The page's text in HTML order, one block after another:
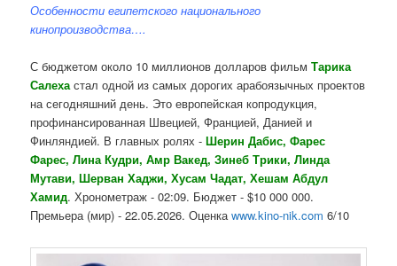
Особенности египетского национального
кинопроизводства….
С бюджетом около 10 миллионов долларов фильмТарика
Салехастал одной из самых дорогих арабоязычных проектов
на сегодняшний день. Это европейская копродукция,
профинансированная Швецией, Францией, Данией и
Финляндией. В главных ролях -Шерин Дабис, Фарес
Фарес, Лина Кудри, Амр Вакед, Зинеб Трики, Линда
Мутави, Шерван Хаджи, Хусам Чадат, Хешам Абдул
Хамид. Хронометраж - 02:09. Бюджет - $10 000 000.
Премьера (мир) - 22.05.2026. Оценкаwww.kino-nik.com 6/10